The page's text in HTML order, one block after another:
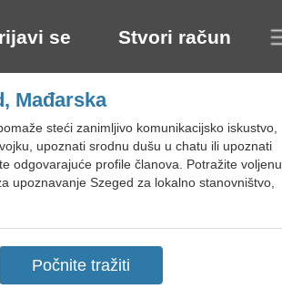
se Stvori račun
Mađarska
steći zanimljivo komunikacijsko iskustvo,
upoznati srodnu dušu u chatu ili upoznati
odgovarajuće profile članova. Potražite voljenu
upoznavanje Szeged za lokalno stanovništvo,